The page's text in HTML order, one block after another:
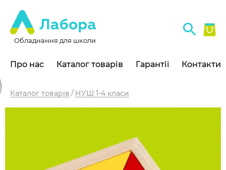
Обладнання для школи
Про нас Каталог товарів Гарантії Контакти
Каталог товарів НУШ 1-4 класи